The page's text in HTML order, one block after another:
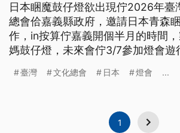
日本睏魔鼓仔燈欲出現佇2026年臺
總會佮嘉義縣政府，邀請日本青森
作，in按算佇嘉義開個半月的時間
媽鼓仔燈，未來會佇3/7參加燈會遊
臺灣 文化總會 日本 燈會 ...
1